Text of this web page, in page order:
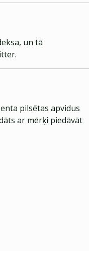
un tā
pilsētas apvidus
ar mērķi piedāvāt